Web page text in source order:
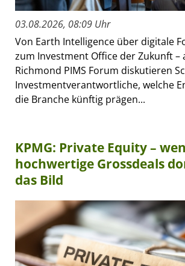
03.08.2026, 08:09 Uhr
Von Earth Intelligence über digitale
zum Investment Office der Zukunft –
Richmond PIMS Forum diskutieren
Investmentverantwortliche, welche
die Branche künftig prägen...
KPMG: Private Equity –
hochwertige Grossdeals
das Bild